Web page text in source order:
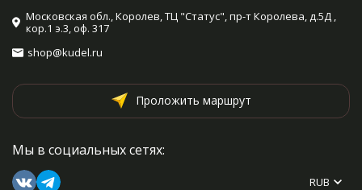
Московская обл., Королев, ТЦ "Статус", пр-т Королева, д.5Д ,
кор.1 э.3, оф. 317
shop@kudel.ru
Проложить маршрут
Мы в социальных сетях:
RUB